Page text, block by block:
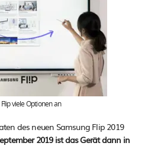
viele Optionen an
des neuen Samsung Flip 2019
2019 ist das Gerät dann in